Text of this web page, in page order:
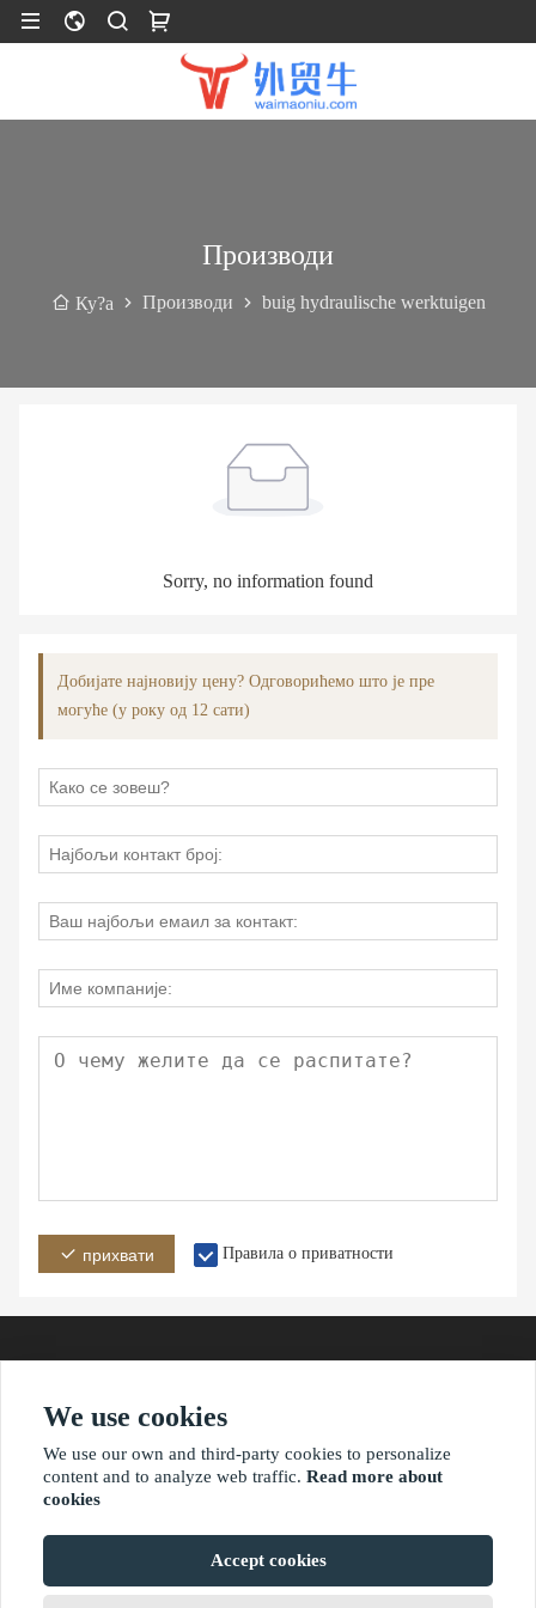
Производи
Ку?а Производи buig hydraulische werktuigen
Sorry, no information found
Добијате најновију цену? Одговорићемо што је пре
могуће (у року од 12 сати)
прихвати Правила о приватности
Адреса
?2021 ваимаониу.нет
We use cookies
We use our own and third-party cookies to personalize
content and to analyze web traffic. Read more about
cookies
Accept cookies